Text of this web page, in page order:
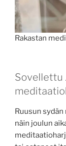
Rakastan
Sovellettu
Ruusun
näin joulun